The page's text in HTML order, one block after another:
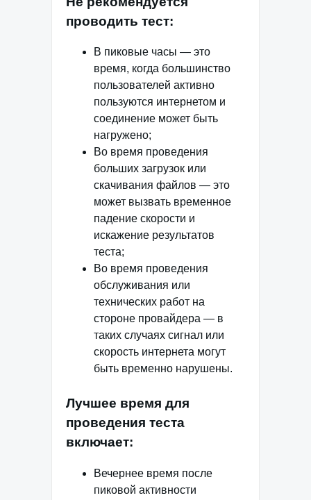
проводить тест:
В пиковые часы — это
время, когда большинство
пользователей активно
пользуются интернетом и
соединение может быть
нагружено;
Во время проведения
больших загрузок или
скачивания файлов — это
может вызвать временное
падение скорости и
искажение результатов
теста;
Во время проведения
обслуживания или
технических работ на
стороне провайдера — в
таких случаях сигнал или
скорость интернета могут
быть временно нарушены.
Лучшее время для
проведения теста
включает:
Вечернее время после
пиковой активности